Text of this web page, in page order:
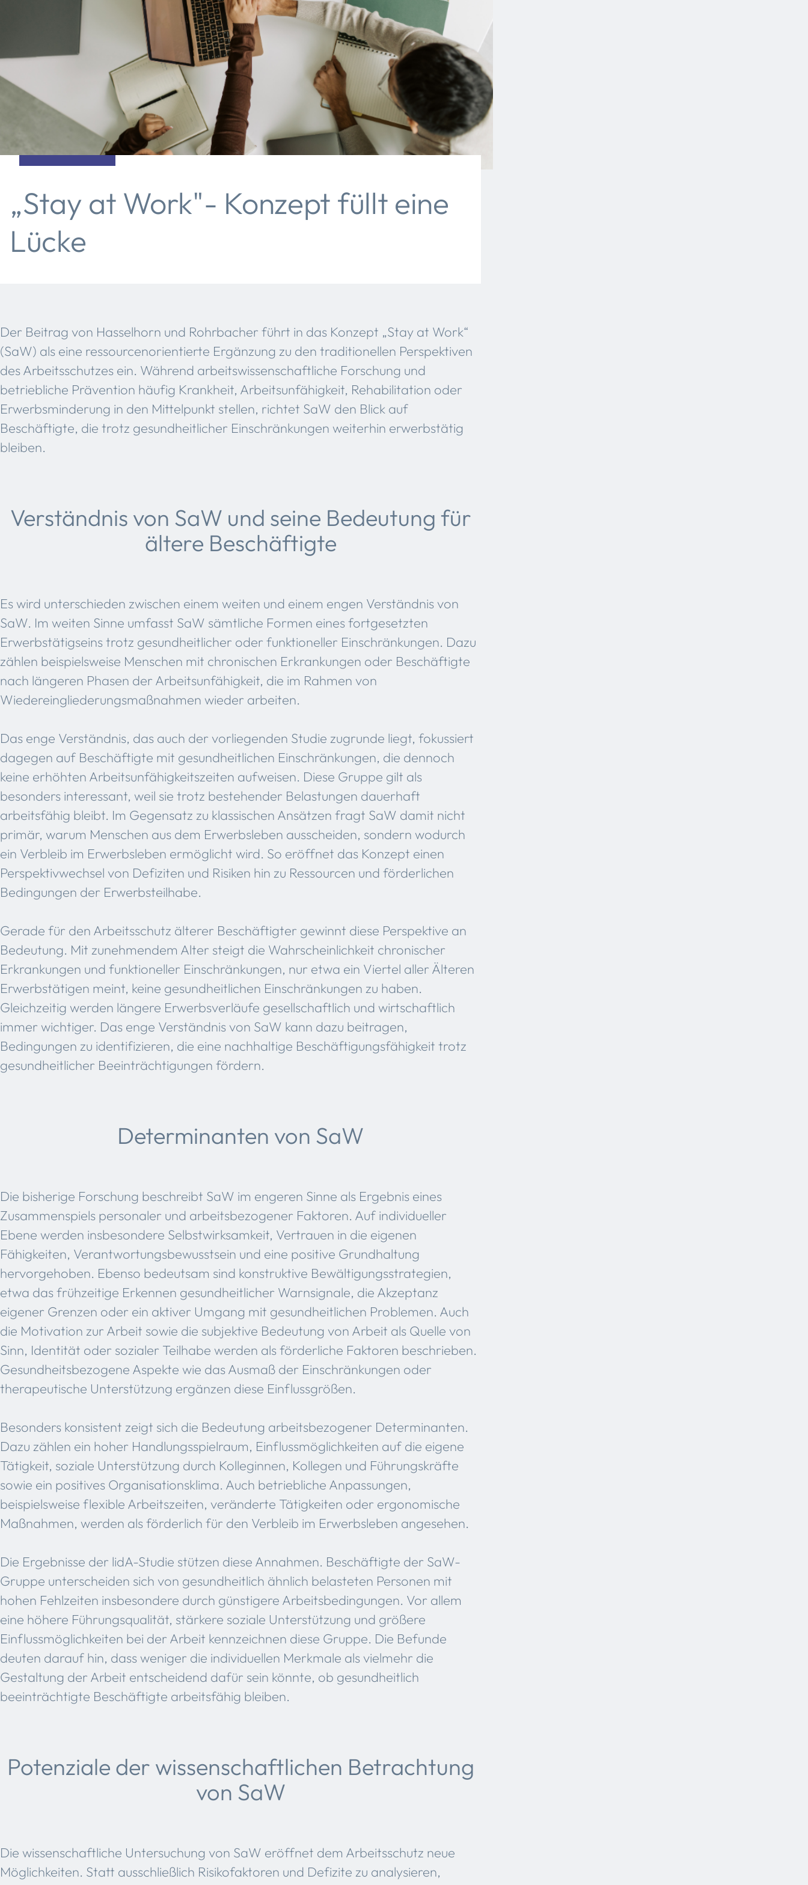
„Stay at Work"- Konzept füllt eine
Lücke
Der Beitrag von Hasselhorn und Rohrbacher führt in das Konzept „Stay at Work“
(SaW) als eine ressourcenorientierte Ergänzung zu den traditionellen Perspektiven
des Arbeitsschutzes ein. Während arbeitswissenschaftliche Forschung und
betriebliche Prävention häufig Krankheit, Arbeitsunfähigkeit, Rehabilitation oder
Erwerbsminderung in den Mittelpunkt stellen, richtet SaW den Blick auf
Beschäftigte, die trotz gesundheitlicher Einschränkungen weiterhin erwerbstätig
bleiben.
Verständnis von SaW und seine Bedeutung für
ältere Beschäftigte
Es wird unterschieden zwischen einem weiten und einem engen Verständnis von
SaW. Im weiten Sinne umfasst SaW sämtliche Formen eines fortgesetzten
Erwerbstätigseins trotz gesundheitlicher oder funktioneller Einschränkungen. Dazu
zählen beispielsweise Menschen mit chronischen Erkrankungen oder Beschäftigte
nach längeren Phasen der Arbeitsunfähigkeit, die im Rahmen von
Wiedereingliederungsmaßnahmen wieder arbeiten.
Das enge Verständnis, das auch der vorliegenden Studie zugrunde liegt, fokussiert
dagegen auf Beschäftigte mit gesundheitlichen Einschränkungen, die dennoch
keine erhöhten Arbeitsunfähigkeitszeiten aufweisen. Diese Gruppe gilt als
besonders interessant, weil sie trotz bestehender Belastungen dauerhaft
arbeitsfähig bleibt. Im Gegensatz zu klassischen Ansätzen fragt SaW damit nicht
primär, warum Menschen aus dem Erwerbsleben ausscheiden, sondern wodurch
ein Verbleib im Erwerbsleben ermöglicht wird. So eröffnet das Konzept einen
Perspektivwechsel von Defiziten und Risiken hin zu Ressourcen und förderlichen
Bedingungen der Erwerbsteilhabe.
Gerade für den Arbeitsschutz älterer Beschäftigter gewinnt diese Perspektive an
Bedeutung. Mit zunehmendem Alter steigt die Wahrscheinlichkeit chronischer
Erkrankungen und funktioneller Einschränkungen, nur etwa ein Viertel aller Älteren
Erwerbstätigen meint, keine gesundheitlichen Einschränkungen zu haben.
Gleichzeitig werden längere Erwerbsverläufe gesellschaftlich und wirtschaftlich
immer wichtiger. Das enge Verständnis von SaW kann dazu beitragen,
Bedingungen zu identifizieren, die eine nachhaltige Beschäftigungsfähigkeit trotz
gesundheitlicher Beeinträchtigungen fördern.
Determinanten von SaW
Die bisherige Forschung beschreibt SaW im engeren Sinne als Ergebnis eines
Zusammenspiels personaler und arbeitsbezogener Faktoren. Auf individueller
Ebene werden insbesondere Selbstwirksamkeit, Vertrauen in die eigenen
Fähigkeiten, Verantwortungsbewusstsein und eine positive Grundhaltung
hervorgehoben. Ebenso bedeutsam sind konstruktive Bewältigungsstrategien,
etwa das frühzeitige Erkennen gesundheitlicher Warnsignale, die Akzeptanz
eigener Grenzen oder ein aktiver Umgang mit gesundheitlichen Problemen. Auch
die Motivation zur Arbeit sowie die subjektive Bedeutung von Arbeit als Quelle von
Sinn, Identität oder sozialer Teilhabe werden als förderliche Faktoren beschrieben.
Gesundheitsbezogene Aspekte wie das Ausmaß der Einschränkungen oder
therapeutische Unterstützung ergänzen diese Einflussgrößen.
Besonders konsistent zeigt sich die Bedeutung arbeitsbezogener Determinanten.
Dazu zählen ein hoher Handlungsspielraum, Einflussmöglichkeiten auf die eigene
Tätigkeit, soziale Unterstützung durch Kolleginnen, Kollegen und Führungskräfte
sowie ein positives Organisationsklima. Auch betriebliche Anpassungen,
beispielsweise flexible Arbeitszeiten, veränderte Tätigkeiten oder ergonomische
Maßnahmen, werden als förderlich für den Verbleib im Erwerbsleben angesehen.
Die Ergebnisse der lidA-Studie stützen diese Annahmen. Beschäftigte der SaW-
Gruppe unterscheiden sich von gesundheitlich ähnlich belasteten Personen mit
hohen Fehlzeiten insbesondere durch günstigere Arbeitsbedingungen. Vor allem
eine höhere Führungsqualität, stärkere soziale Unterstützung und größere
Einflussmöglichkeiten bei der Arbeit kennzeichnen diese Gruppe. Die Befunde
deuten darauf hin, dass weniger die individuellen Merkmale als vielmehr die
Gestaltung der Arbeit entscheidend dafür sein könnte, ob gesundheitlich
beeinträchtigte Beschäftigte arbeitsfähig bleiben.
Potenziale der wissenschaftlichen Betrachtung
von SaW
Die wissenschaftliche Untersuchung von SaW eröffnet dem Arbeitsschutz neue
Möglichkeiten. Statt ausschließlich Risikofaktoren und Defizite zu analysieren,